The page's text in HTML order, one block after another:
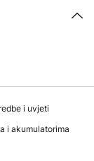
i uvjeti
i akumulatorima